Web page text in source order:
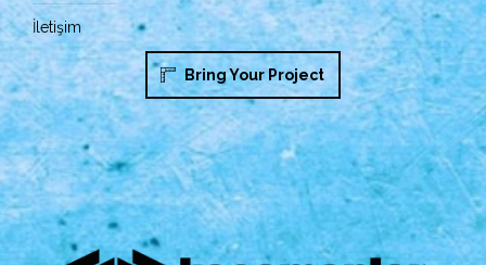
İletişim
Bring Your Project